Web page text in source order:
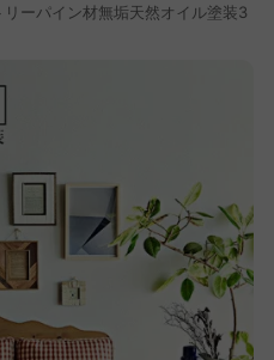
リーパイン材無垢天然オイル塗装3